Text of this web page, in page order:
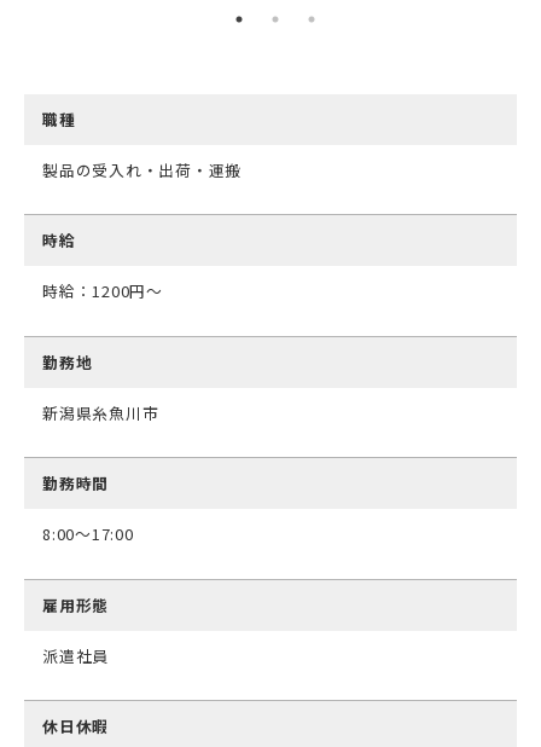
職種
製品の受入れ・出荷・運搬
時給
時給：1200円～
勤務地
新潟県糸魚川市
勤務時間
8:00～17:00
雇用形態
派遣社員
休日休暇